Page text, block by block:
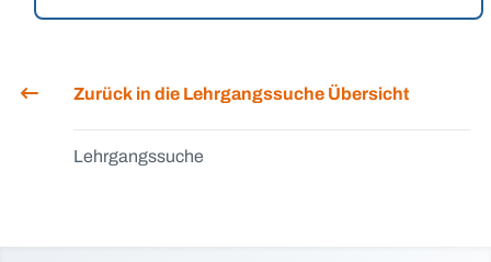
Zurück in die Lehrgangssuche Übersicht
Lehrgangssuche